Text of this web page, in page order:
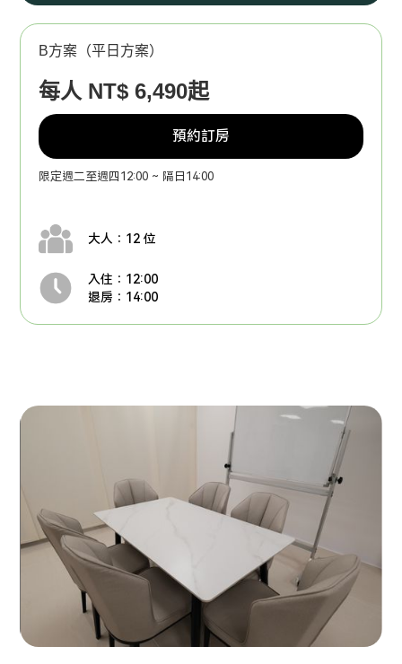
B方案（平日方案）
每人 NT$ 6,490起
預約訂房
限定週二至週四12:00 ~ 隔日14:00
大人：12 位
入住：12:00
退房：14:00